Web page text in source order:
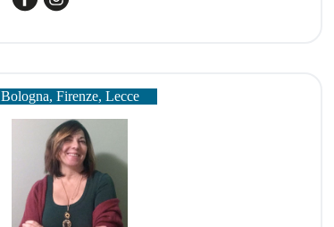
Bologna, Firenze, Lecce